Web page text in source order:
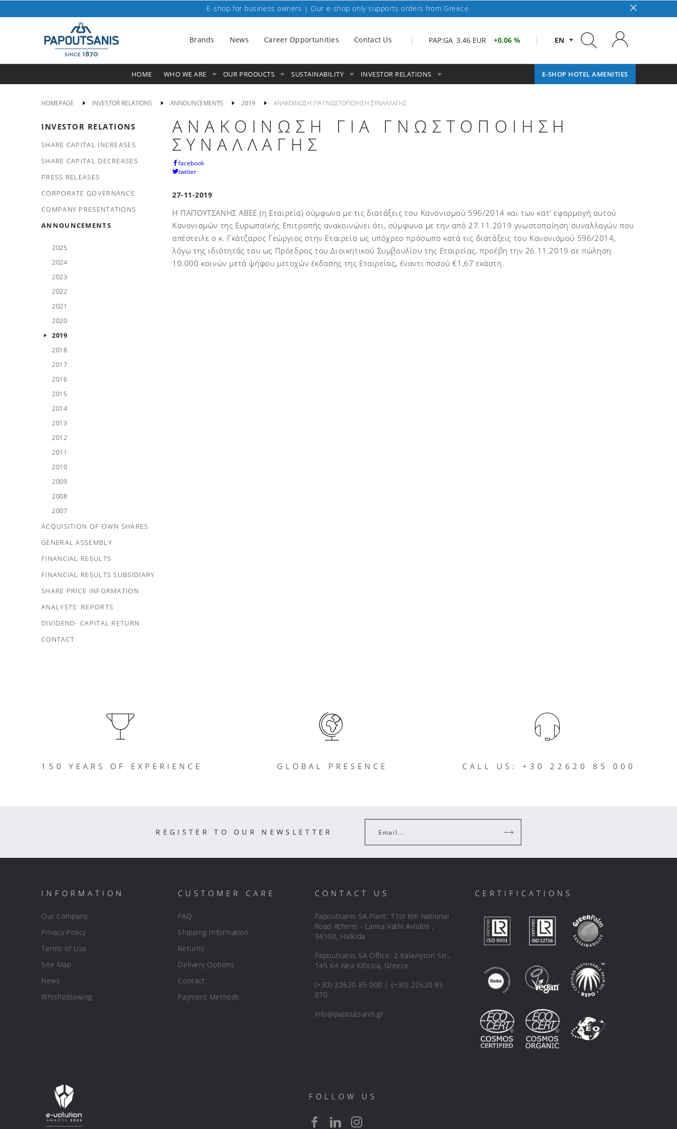
E-shop for business owners | Our e-shop only supports orders from Greece.
EN
PAP:GA 3.46 EUR 0.06 %
Brands News Career Opportunities Contact Us
HOME WHO WE ARE E-SHOP HOTEL AMENITIES
OUR PRODUCTS SUSTAINABILITY INVESTOR RELATIONS
HOMEPAGE INVESTOR RELATIONS ANNOUNCEMENTS 2019 ΑΝΑΚΟΙΝΩΣΗ ΓΙΑ ΓΝΩΣΤΟΠΟΙΗΣΗ ΣΥΝΑΛΛΑΓΗΣ
INVESTOR RELATIONS
SHARE CAPITAL INCREASES
SHARE CAPITAL DECREASES
PRESS RELEASES
CORPORATE GOVERNANCE
COMPANY PRESENTATIONS
ANNOUNCEMENTS
2025
2024
2023
2022
2021
2020
2019
2018
2017
2016
2015
2014
2013
2012
2011
2010
2009
2008
2007
ACQUISITION OF OWN SHARES
GENERAL ASSEMBLY
FINANCIAL RESULTS
FINANCIAL RESULTS SUBSIDIARY
SHARE PRICE INFORMATION
ANALYSTS' REPORTS
DIVIDEND- CAPITAL RETURN
CONTACT
ΑΝΑΚΟΙΝΩΣΗ ΓΙΑ ΓΝΩΣΤΟΠΟΙΗΣΗ
ΣΥΝΑΛΛΑΓΗΣ
facebook
twitter
27-11-2019
Η ΠΑΠΟΥΤΣΑΝΗΣ ΑΒΕΕ (η Εταιρεία) σύμφωνα με τις διατάξεις του Κανονισμού 596/2014 και των κατ' εφαρμογή αυτού
Κανονισμών της Ευρωπαϊκής Επιτροπής ανακοινώνει ότι, σύμφωνα με την από 27.11.2019 γνωστοποίηση συναλλαγών που
απέστειλε ο κ. Γκάτζαρος Γεώργιος στην Εταιρεία ως υπόχρεο πρόσωπο κατά τις διατάξεις του Κανονισμού 596/2014,
λόγω της ιδιότητάς του ως Πρόεδρος του Διοικητικού Συμβουλίου της Εταιρείας, προέβη την 26.11.2019 σε πώληση
10.000 κοινών μετά ψήφου μετοχών έκδοσης της Εταιρείας, έναντι ποσού €1,67 εκάστη.
150 YEARS OF EXPERIENCE GLOBAL PRESENCE CALL US: +30 22620 85 000
REGISTER TO OUR NEWSLETTER Email...
INFORMATION
Our Company
Privacy Policy
Terms of Use
Site Map
News
Whislteblowing
CUSTOMER CARE
FAQ
Shipping Information
Returns
Delivery Options
Contact
Payment Methods
CONTACT US
Papoutsanis SA Plant: 71st Km National
Road Athens - Lamia Vathi Avlidos ,
34100, Halkida
Papoutsanis SA Office: 2 Kalavryton Str.,
145 64 Nea Kifissia, Greece
(+30) 22620 85 000 | (+30) 22620 85
070
info@papoutsanis.gr
CERTIFICATIONS
FOLLOW US